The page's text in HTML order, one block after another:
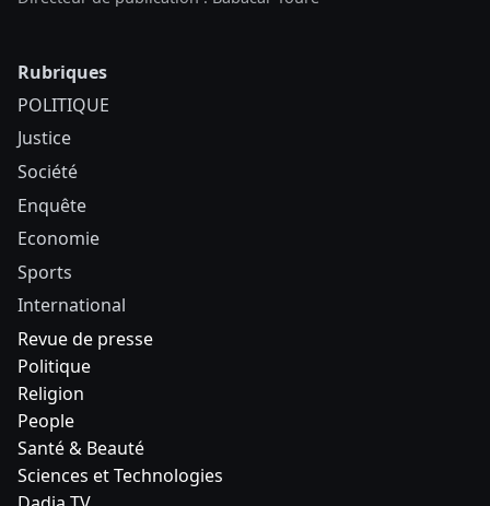
Rubriques
POLITIQUE
Justice
Société
Enquête
Economie
Sports
International
Revue de presse
Politique
Religion
People
Santé & Beauté
Sciences et Technologies